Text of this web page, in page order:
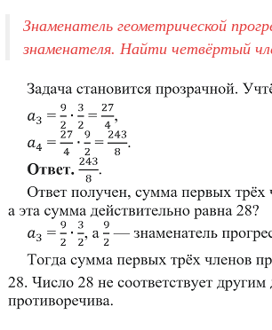
Знаменатель геометрической
знаменателя. Найти четвёртый